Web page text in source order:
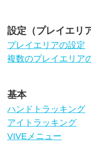
設定（プレイエリア
プレイエリアの設定
複数のプレイエリア
基本
ハンドトラッキング
アイトラッキング
VIVEメニュー